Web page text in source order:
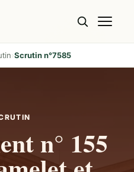
Scrutin n°7585
n° 155